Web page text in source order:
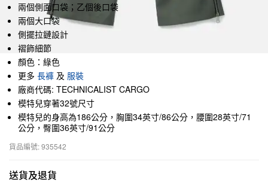
兩個側面口袋；乙個後口袋
兩個大口袋
側擺拉鏈設計
褶飾細節
顏色：綠色
更多 長褲 及 服裝
廠商代碼: TECHNICALIST CARGO
模特兒穿著32號尺寸
模特兒的身高為186公分，胸圍34英寸/86公分，腰圍28英寸/71
公分，臀圍36英寸/91公分
貨品編號: 935542
送貨及退貨